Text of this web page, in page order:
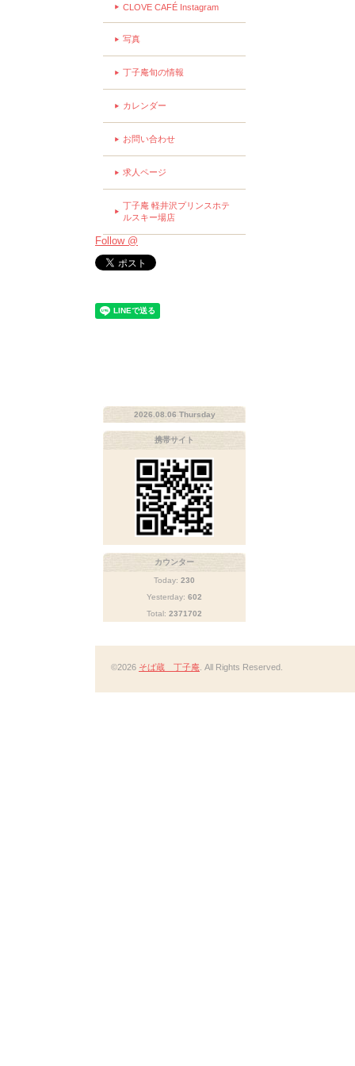
CLOVE CAFÉ Instagram
写真
丁子庵旬の情報
カレンダー
お問い合わせ
求人ページ
丁子庵 軽井沢プリンスホテ
ルスキー場店
Follow @
2026.08.06 Thursday
携帯サイト
カウンター
Today: 230
Yesterday: 602
Total: 2371702
©2026 そば蔵 丁子庵 . All Rights Reserved.